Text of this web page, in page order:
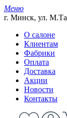
Меню
г. Минск, ул.
О салоне
Клиентам
Фабрики
Оплата
Доставка
Акции
Новости
Контакты